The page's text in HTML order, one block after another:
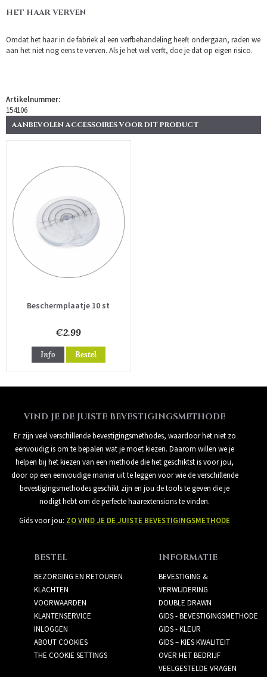
HET HAAR VERVEN
Omdat het haar in de fabriek al een verfbehandeling heeft ondergaan, raden we
aan het niet nog eens te verven. Als je het wel verft, doe je dat op eigen risico.
Artikelnummer:
154106
AANBEVOLEN ACCESSOIRES VOOR DIT PRODUCT
Beschermplaatje 10 st
€2.99
Info Bestel
VIND JE DE JUISTE BEVESTIGINGSMETHODE
Er zijn veel verschillende bevestigingsmethodes, waardoor het niet zo
eenvoudig is om te bepalen wat je moet kiezen. Daarom willen we je
helpen bij het kiezen van een methode die het geschiktst is voor jou,
door op een eenvoudige manier uit te leggen voor wie de verschillende
bevestigingsmethodes geschikt zijn en jou de tools te geven die je
nodigt hebt om de perfecte haarextensions te vinden.
Gids voor jou: ZO VIND JE DE JUISTE BEVESTIGINGSMETHODE
BESTEL
BEZORGING EN RETOUREN
KLACHTEN
VOORWAARDEN
KLANTENSERVICE
INLOGGEN
ABOUT COOKIES
THE COOKIE SETTINGS
INFORMATIE
BEVESTIGING &
VERWIJDERING
DOUBLE DRAWN
GIDS - BEVESTIGINGSMETHODE
GIDS - KLEUR
GIDS – KIES KWALITEIT
OVER HET BEDRIJF
VEELGESTELDE VRAGEN